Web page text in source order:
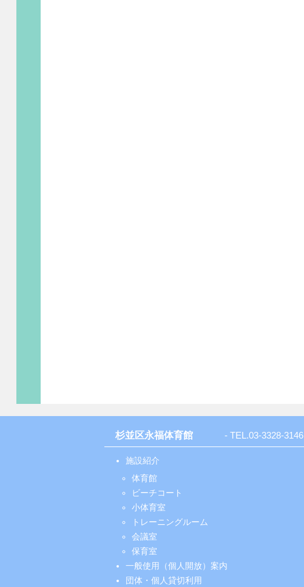
杉並区永福体育館 - TEL.03-3328-3146
施設紹介
体育館
ビーチコート
小体育室
トレーニングルーム
会議室
保育室
一般使用（個人開放）案内
団体・個人貸切利用